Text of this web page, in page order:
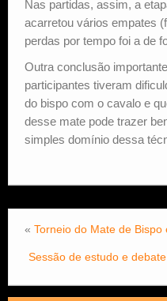
Nas partidas, assim, a
acarretou vários empates
perdas por tempo foi a de
Outra conclusão
participantes tiveram
do bispo com o cavalo e
desse mate pode trazer
simples domínio dessa
« Torneio do Mate de Bispo
Sessão de estudo e